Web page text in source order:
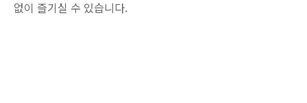
없이 즐기실 수 있습니다.